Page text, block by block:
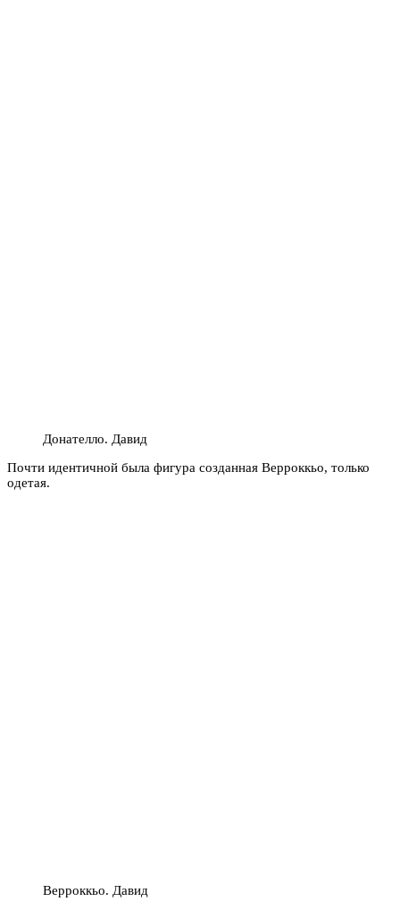
Донателло. Давид
Почти идентичной была фигура созданная Верроккьо, только
одетая.
Верроккьо. Давид